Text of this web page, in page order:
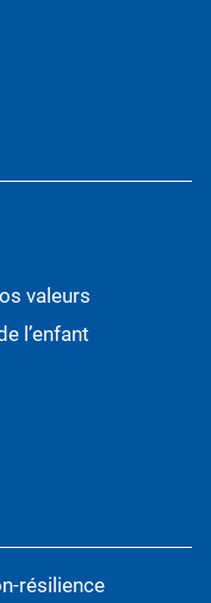
valeurs
l’enfant
résilience